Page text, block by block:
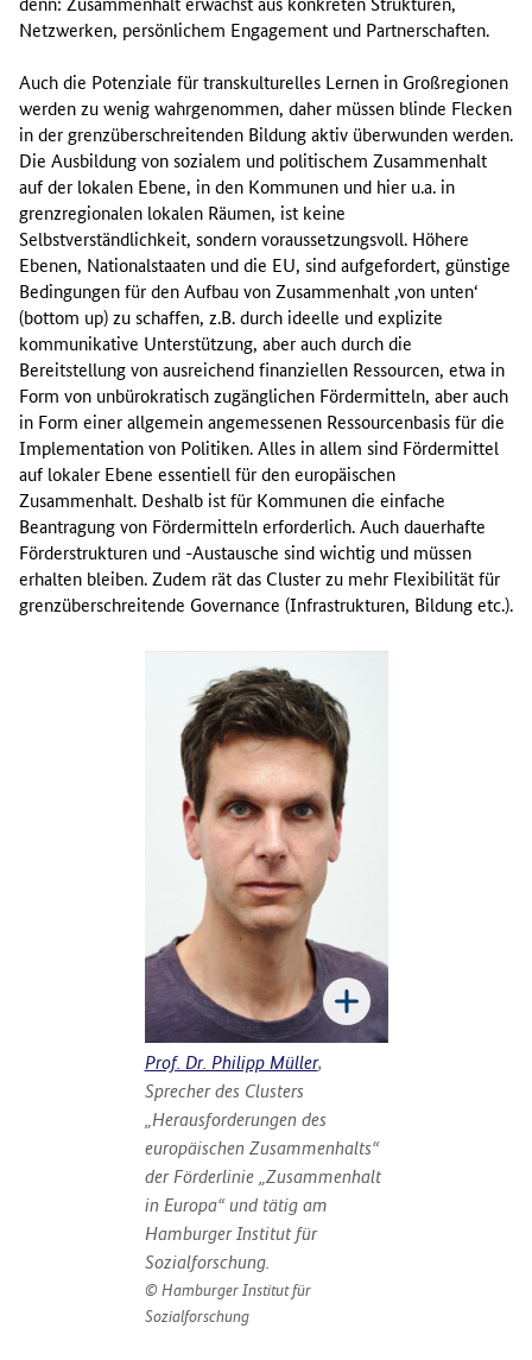
Netzwerken, persönlichem Engagement und Partnerschaften.
Auch die Potenziale für transkulturelles Lernen in Großregionen
werden zu wenig wahrgenommen, daher müssen blinde Flecken
in der grenzüberschreitenden Bildung aktiv überwunden werden.
Die Ausbildung von sozialem und politischem Zusammenhalt
auf der lokalen Ebene, in den Kommunen und hier u.a. in
grenzregionalen lokalen Räumen, ist keine
Selbstverständlichkeit, sondern voraussetzungsvoll. Höhere
Ebenen, Nationalstaaten und die EU, sind aufgefordert, günstige
Bedingungen für den Aufbau von Zusammenhalt ‚von unten‘
(bottom up) zu schaffen, z.B. durch ideelle und explizite
kommunikative Unterstützung, aber auch durch die
Bereitstellung von ausreichend finanziellen Ressourcen, etwa in
Form von unbürokratisch zugänglichen Fördermitteln, aber auch
in Form einer allgemein angemessenen Ressourcenbasis für die
Implementation von Politiken. Alles in allem sind Fördermittel
auf lokaler Ebene essentiell für den europäischen
Zusammenhalt. Deshalb ist für Kommunen die einfache
Beantragung von Fördermitteln erforderlich. Auch dauerhafte
Förderstrukturen und -Austausche sind wichtig und müssen
erhalten bleiben. Zudem rät das Cluster zu mehr Flexibilität für
grenzüberschreitende Governance (Infrastrukturen, Bildung etc.).
Prof. Dr. Philipp Müller,
Sprecher des Clusters
„Herausforderungen des
europäischen Zusammenhalts“
der Förderlinie „Zusammenhalt
in Europa“ und tätig am
Hamburger Institut für
Sozialforschung.
Hamburger Institut für
Sozialforschung